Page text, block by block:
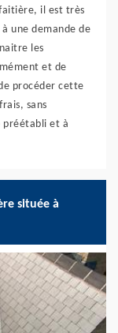
il est très
une demande de
les
et de
procéder cette
sans
préétabli et à
située à